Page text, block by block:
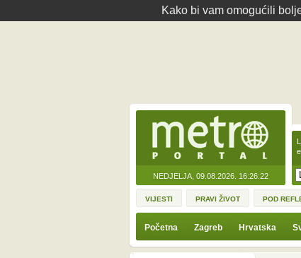
Kako bi vam omogućili
NEDJELJA, 09.08.2026. 16:26:22
VIJESTI PRAVI ŽIVOT POD
Početna Zagreb Hrvatska